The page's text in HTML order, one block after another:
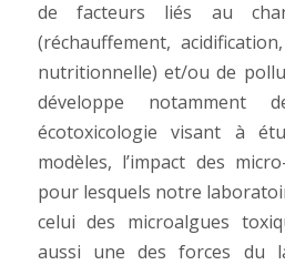
de facteurs liés au
(réchauffement,
nutritionnelle) et/ou de
développe notamment
écotoxicologie visant à
modèles, l’impact des
pour lesquels notre
celui des microalgues
aussi une des forces du